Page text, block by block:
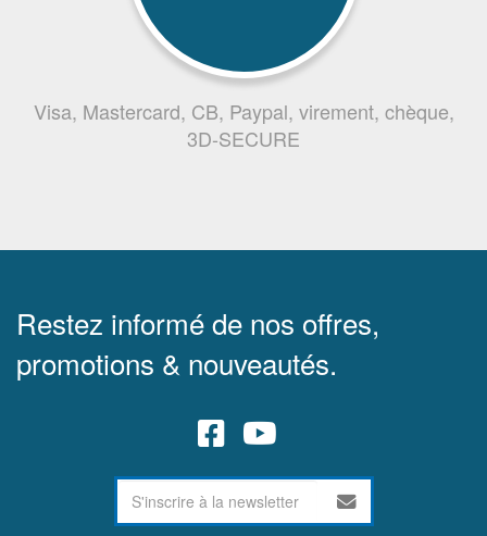
Visa, Mastercard, CB, Paypal, virement, chèque,
3D-SECURE
Restez informé de nos offres,
promotions & nouveautés.